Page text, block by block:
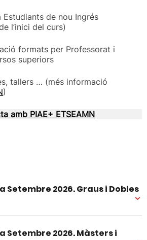
de nou Ingrés
l’inici del curs)
formats per Professorat i
superiors
tallers … (més informació
)
amb PIAE+ ETSEAMN
Setembre 2026. Graus i Dobles
Setembre 2026. Màsters i